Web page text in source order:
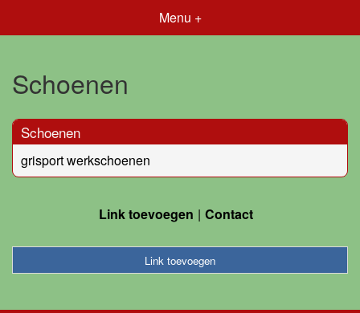
Menu +
Schoenen
Schoenen
grisport werkschoenen
Link toevoegen Contact
Link toevoegen